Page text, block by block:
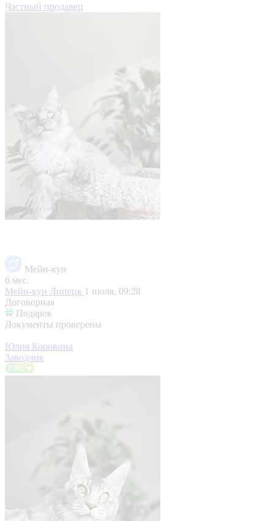
Частный продавец
Мейн-кун
6 мес.
Мейн-кун Липецк 1 июля, 09:28
Договорная
Подарок
Документы проверены
Юлия Коровина
Заводчик